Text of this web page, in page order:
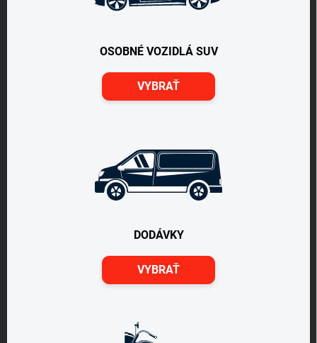
OSOBNÉ VOZIDLÁ SUV
VYBRAŤ
DODÁVKY
VYBRAŤ